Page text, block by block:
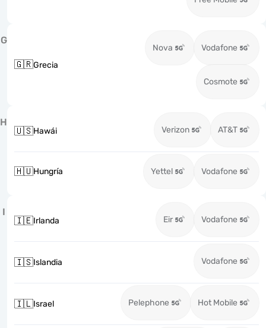
G
🇬🇷Grecia
Nova Vodafone
Cosmote
H
🇺🇸Hawái Verizon AT&T
🇭🇺Hungría Yettel Vodafone
I
🇮🇪Irlanda Eir Vodafone
🇮🇸Islandia Vodafone
🇮🇱Israel Pelephone Hot Mobile